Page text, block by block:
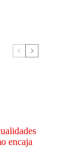
encaja